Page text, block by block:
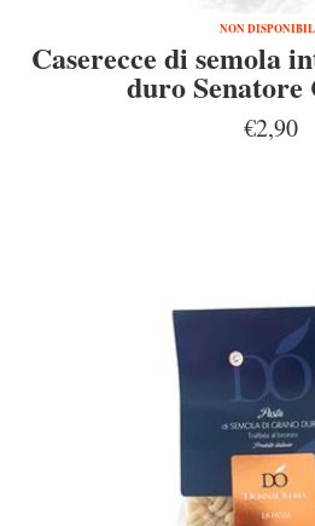
NON
Caserecce di semola
duro Senatore
€2,90